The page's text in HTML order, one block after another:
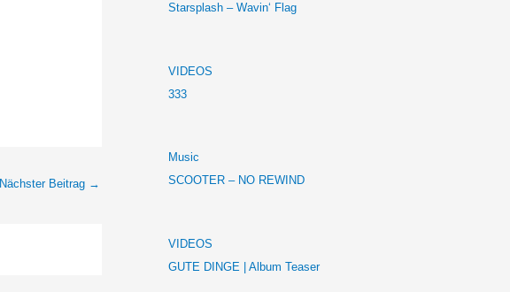
Nächster Beitrag →
Starsplash – Wavin‘ Flag
VIDEOS
333
Music
SCOOTER – NO REWIND
VIDEOS
GUTE DINGE | Album Teaser